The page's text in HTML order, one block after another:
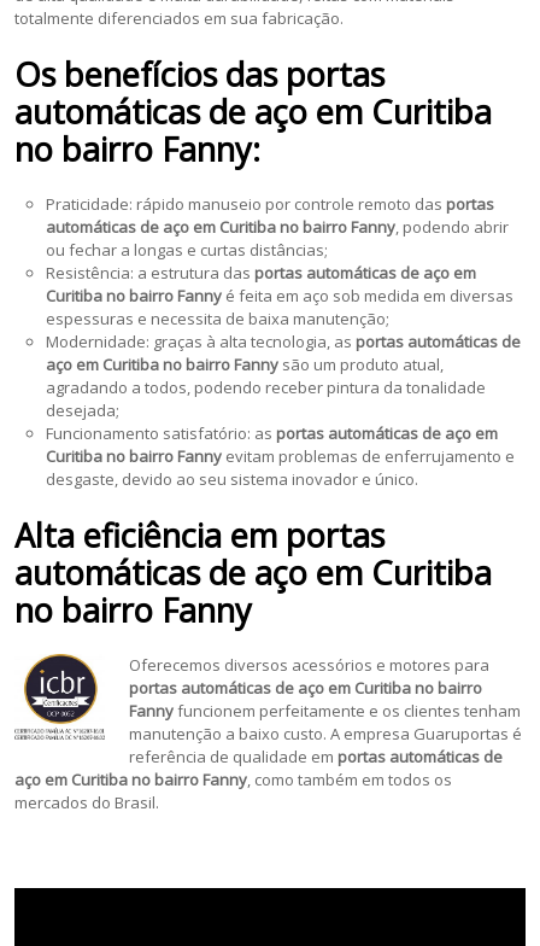
totalmente diferenciados em sua fabricação.
Os benefícios das portas
automáticas de aço em Curitiba
no bairro Fanny:
Praticidade: rápido manuseio por controle remoto das portas
automáticas de aço em Curitiba no bairro Fanny , podendo abrir
ou fechar a longas e curtas distâncias;
Resistência: a estrutura das portas automáticas de aço em
Curitiba no bairro Fanny é feita em aço sob medida em diversas
espessuras e necessita de baixa manutenção;
Modernidade: graças à alta tecnologia, as portas automáticas de
aço em Curitiba no bairro Fanny são um produto atual,
agradando a todos, podendo receber pintura da tonalidade
desejada;
Funcionamento satisfatório: as portas automáticas de aço em
Curitiba no bairro Fanny evitam problemas de enferrujamento e
desgaste, devido ao seu sistema inovador e único.
Alta eficiência em portas
automáticas de aço em Curitiba
no bairro Fanny
Oferecemos diversos acessórios e motores para
portas automáticas de aço em Curitiba no bairro
Fannyfuncionem perfeitamente e os clientes tenham
manutenção a baixo custo. A empresa Guaruportas é
referência de qualidade em portas automáticas de
aço em Curitiba no bairro Fanny , como também em todos os
mercados do Brasil.